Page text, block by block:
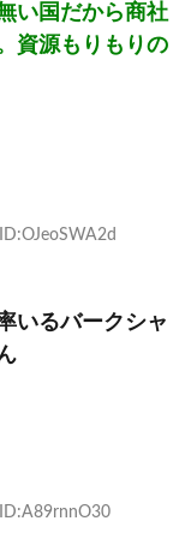
い国だから商社
資源もりもりの
いるバークシャ